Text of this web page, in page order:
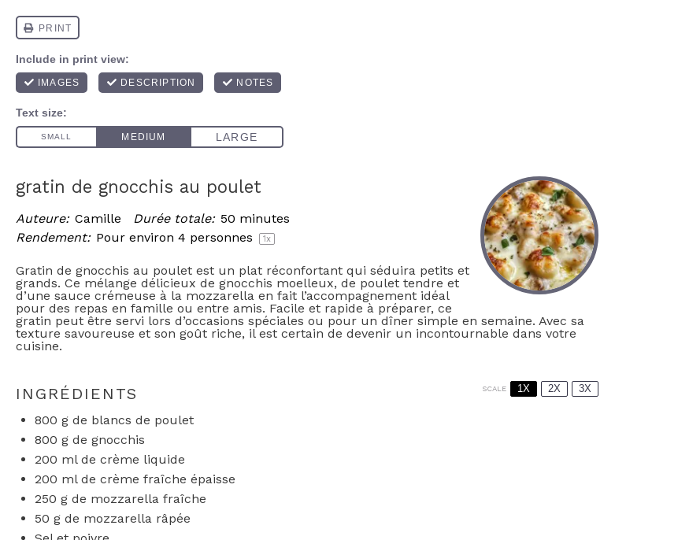
gratin de gnocchis au poulet
Auteure: Camille Durée totale: 50 minutes
Rendement: Pour environ 4 personnes 1x
Gratin de gnocchis au poulet est un plat réconfortant qui séduira petits et
grands. Ce mélange délicieux de gnocchis moelleux, de poulet tendre et
d’une sauce crémeuse à la mozzarella en fait l’accompagnement idéal
pour des repas en famille ou entre amis. Facile et rapide à préparer, ce
gratin peut être servi lors d’occasions spéciales ou pour un dîner simple en semaine. Avec sa
texture savoureuse et son goût riche, il est certain de devenir un incontournable dans votre
cuisine.
INGRÉDIENTS SCALE 1X 2X 3X
800 g de blancs de poulet
800 g de gnocchis
200 ml de crème liquide
200 ml de crème fraîche épaisse
250 g de mozzarella fraîche
50 g de mozzarella râpée